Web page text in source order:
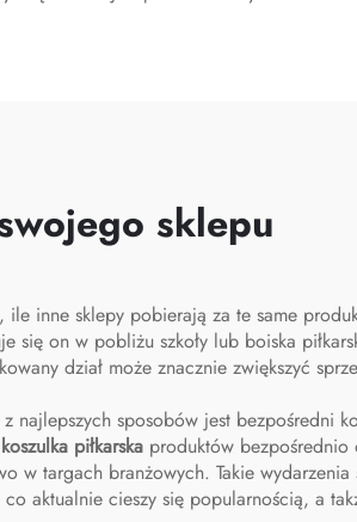
sklepu
inne sklepy pobierają za te same
się on w pobliżu szkoły lub boiska
dział może znacznie zwiększyć
najlepszych sposobów jest bezpośredni
piłkarska produktów bezpośrednio
w targach branżowych. Takie wydarzenia
aktualnie cieszy się popularnością, a